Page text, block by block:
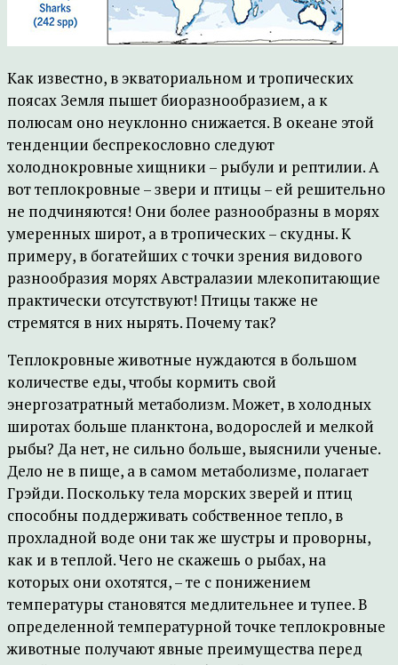
Как известно, в экваториальном и тропических
поясах Земля пышет биоразнообразием, а к
полюсам оно неуклонно снижается. В океане этой
тенденции беспрекословно следуют
холоднокровные хищники – рыбули и рептилии. А
вот теплокровные – звери и птицы – ей решительно
не подчиняются! Они более разнообразны в морях
умеренных широт, а в тропических – скудны. К
примеру, в богатейших с точки зрения видового
разнообразия морях Австралазии млекопитающие
практически отсутствуют! Птицы также не
стремятся в них нырять. Почему так?
Теплокровные животные нуждаются в большом
количестве еды, чтобы кормить свой
энергозатратный метаболизм. Может, в холодных
широтах больше планктона, водорослей и мелкой
рыбы? Да нет, не сильно больше, выяснили ученые.
Дело не в пище, а в самом метаболизме, полагает
Грэйди. Поскольку тела морских зверей и птиц
способны поддерживать собственное тепло, в
прохладной воде они так же шустры и проворны,
как и в теплой. Чего не скажешь о рыбах, на
которых они охотятся, – те с понижением
температуры становятся медлительнее и тупее. В
определенной температурной точке теплокровные
животные получают явные преимущества перед